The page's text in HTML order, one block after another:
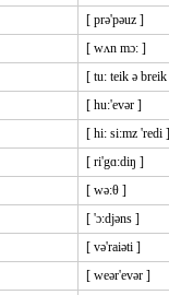
[ prə'pəuz ]
[ wʌn mɔ: ]
[ tu: teik ə breik
[ hu:'evər ]
[ hi: si:mz 'redi ]
[ ri'gɑ:diŋ ]
[ wə:θ ]
[ 'ɔ:djəns ]
[ və'raiəti ]
[ weər'evər ]